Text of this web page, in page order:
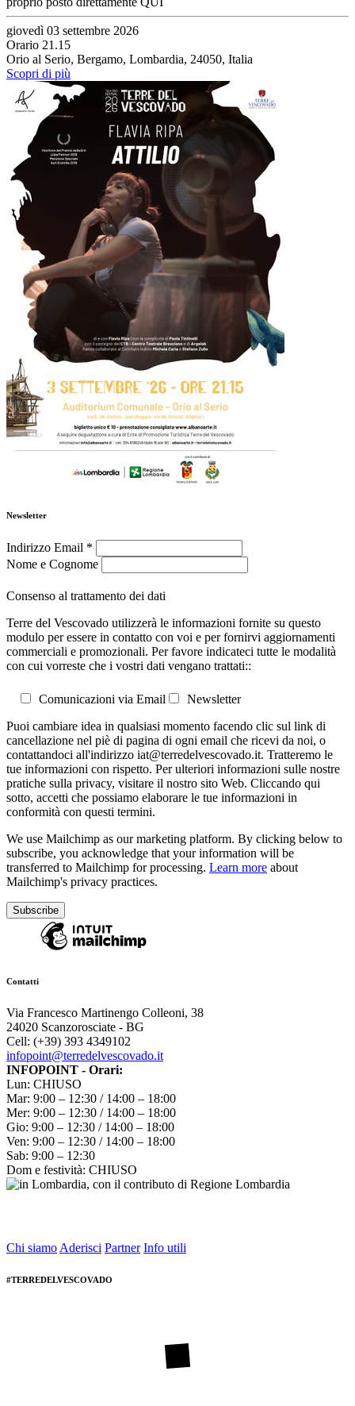
giovedì 03 settembre 2026
Orario 21.15
Orio al Serio, Bergamo, Lombardia, 24050, Italia
Scopri di più
Newsletter
Indirizzo Email *
Nome e Cognome
Consenso al trattamento dei dati
Terre del Vescovado utilizzerà le informazioni fornite su questo
modulo per essere in contatto con voi e per fornirvi aggiornamenti
commerciali e promozionali. Per favore indicateci tutte le modalità
con cui vorreste che i vostri dati vengano trattati::
Comunicazioni via Email
Newsletter
Puoi cambiare idea in qualsiasi momento facendo clic sul link di
cancellazione nel piè di pagina di ogni email che ricevi da noi, o
contattandoci all'indirizzo iat@terredelvescovado.it. Tratteremo le
tue informazioni con rispetto. Per ulteriori informazioni sulle nostre
pratiche sulla privacy, visitare il nostro sito Web. Cliccando qui
sotto, accetti che possiamo elaborare le tue informazioni in
conformità con questi termini.
We use Mailchimp as our marketing platform. By clicking below to
subscribe, you acknowledge that your information will be
transferred to Mailchimp for processing. Learn more about
Mailchimp's privacy practices.
Contatti
Via Francesco Martinengo Colleoni, 38
24020 Scanzorosciate - BG
Cell: (+39) 393 4349102
infopoint@terredelvescovado.it
INFOPOINT - Orari:
Lun: CHIUSO
Mar: 9:00 – 12:30 / 14:00 – 18:00
Mer: 9:00 – 12:30 / 14:00 – 18:00
Gio: 9:00 – 12:30 / 14:00 – 18:00
Ven: 9:00 – 12:30 / 14:00 – 18:00
Sab: 9:00 – 12:30
Dom e festività: CHIUSO
Chi siamo Aderisci Partner Info utili
#TERREDELVESCOVADO